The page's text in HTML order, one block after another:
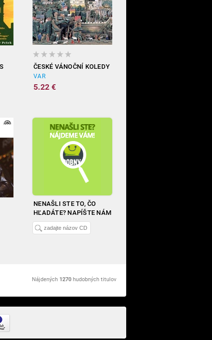
ČESKÉ VÁNOČNÍ KOLEDY
VAR
5.22 €
NENAŠLI STE TO, ČO
HĽADÁTE? NAPÍŠTE NÁM
Nájdených 1270 hudobných titulov